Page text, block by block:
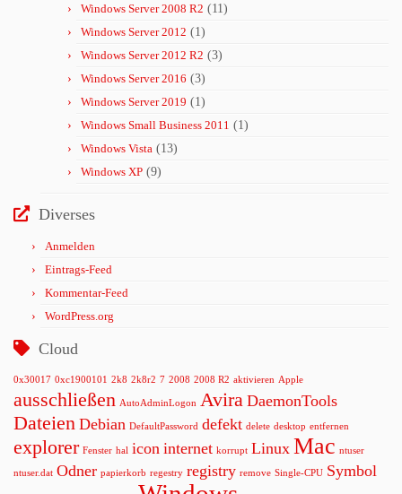
Windows Server 2008 R2 (11)
Windows Server 2012 (1)
Windows Server 2012 R2 (3)
Windows Server 2016 (3)
Windows Server 2019 (1)
Windows Small Business 2011 (1)
Windows Vista (13)
Windows XP (9)
Diverses
Anmelden
Eintrags-Feed
Kommentar-Feed
WordPress.org
Cloud
0x30017 0xc1900101 2k8 2k8r2 7 2008 2008 R2 aktivieren Apple
ausschließen AutoAdminLogon Avira DaemonTools
Dateien Debian DefaultPassword defekt delete desktop entfernen
explorer Fenster hal icon internet korrupt Linux Mac ntuser
ntuser.dat Odner papierkorb regestry registry remove Single-CPU Symbol